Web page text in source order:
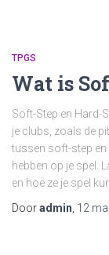
TPGS
Wat is
Soft-Step en Hard-
je clubs, zoals de
tussen soft-step en
hebben op je spel.
en hoe ze je spel
Dooradmin 12